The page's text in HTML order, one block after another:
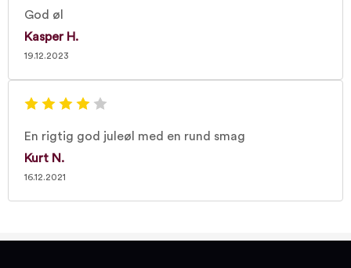
God øl
Kasper H.
19.12.2023
En rigtig god juleøl med en rund smag
Kurt N.
16.12.2021